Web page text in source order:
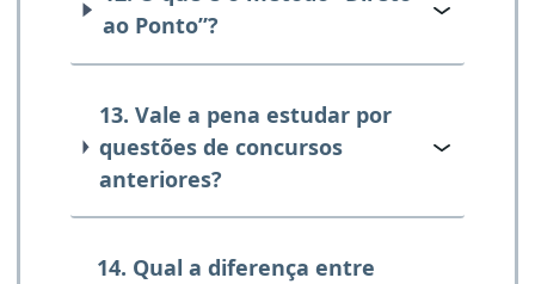
ao Ponto”?
13. Vale a pena estudar por
questões de concursos
anteriores?
14. Qual a diferença entre